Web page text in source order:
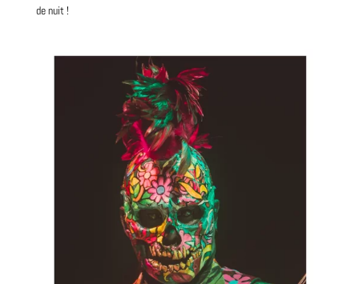
de nuit !